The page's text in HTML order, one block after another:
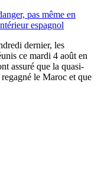
pas même en
espagnol
dernier, les
ce mardi 4 août en
assuré que la quasi-
le Maroc et que